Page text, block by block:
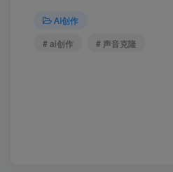
AI创作
# ai创作
# 声音克隆